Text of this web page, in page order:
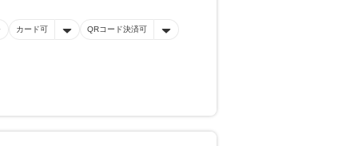
カード可 QRコード決済可